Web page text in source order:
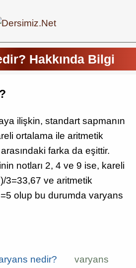
Hakkında Bilgi
ilişkin, standart sapmanın
ortalama ile aritmetik
farka da eşittir.
notları 2, 4 ve 9 ise, kareli
3=33,67 ve aritmetik
olup bu durumda varyans
nedir?
varyans